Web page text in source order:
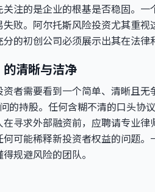
注的是企业的根基是否稳固。
败。阿尔托斯风险投资尤其重
的初创公司必须展示出其在法律
清晰与洁净
者需要看到一个简单、清晰且
的持股。任何含糊不清的口头协
寻求外部融资前，应聘请专业
可能稀释新投资者权益的问题
规避风险的团队。